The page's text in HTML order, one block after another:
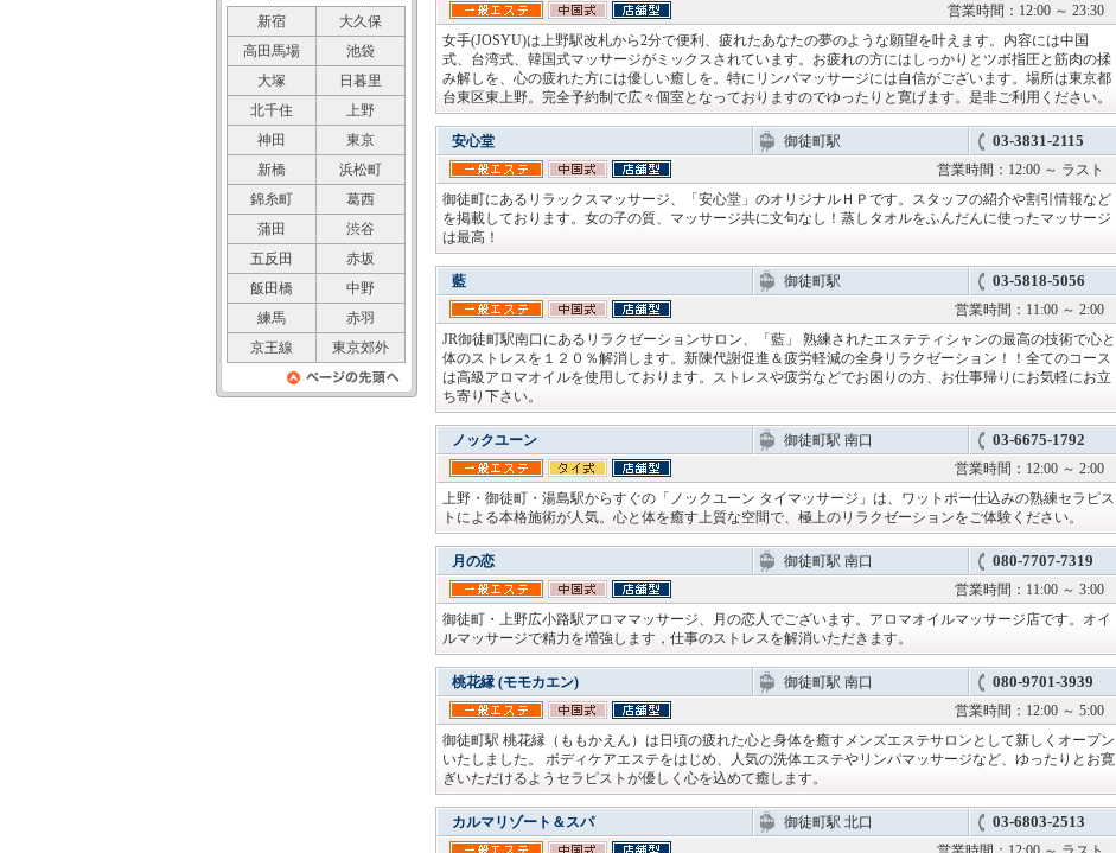
営業時間：12:00 ～ 23:30
女手(JOSYU)は上野駅改札から2分で便利、疲れたあなたの夢のような願望を叶えます。内容には中国
式、台湾式、韓国式マッサージがミックスされています。お疲れの方にはしっかりとツボ指圧と筋肉の揉
み解しを、心の疲れた方には優しい癒しを。特にリンパマッサージには自信がございます。場所は東京都
台東区東上野。完全予約制で広々個室となっておりますのでゆったりと寛げます。是非ご利用ください。
安心堂 御徒町駅 03-3831-2115
営業時間：12:00 ～ ラスト
御徒町にあるリラックスマッサージ、「安心堂」のオリジナルＨＰです。スタッフの紹介や割引情報など
を掲載しております。女の子の質、マッサージ共に文句なし！蒸しタオルをふんだんに使ったマッサージ
は最高！
藍 御徒町駅 03-5818-5056
営業時間：11:00 ～ 2:00
JR御徒町駅南口にあるリラクゼーションサロン、「藍」 熟練されたエステティシャンの最高の技術で心と
体のストレスを１２０％解消します。新陳代謝促進＆疲労軽減の全身リラクゼーション！！全てのコース
は高級アロマオイルを使用しております。ストレスや疲労などでお困りの方、お仕事帰りにお気軽にお立
ち寄り下さい。
ノックユーン 御徒町駅 南口 03-6675-1792
営業時間：12:00 ～ 2:00
上野・御徒町・湯島駅からすぐの「ノックユーン タイマッサージ」は、ワットポー仕込みの熟練セラピス
トによる本格施術が人気。心と体を癒す上質な空間で、極上のリラクゼーションをご体験ください。
月の恋 御徒町駅 南口 080-7707-7319
営業時間：11:00 ～ 3:00
御徒町・上野広小路駅アロママッサージ、月の恋人でございます。アロマオイルマッサージ店です。オイ
ルマッサージで精力を増強します，仕事のストレスを解消いただきます。
桃花縁 (モモカエン) 御徒町駅 南口 080-9701-3939
営業時間：12:00 ～ 5:00
御徒町駅 桃花縁（ももかえん）は日頃の疲れた心と身体を癒すメンズエステサロンとして新しくオープン
いたしました。 ボディケアエステをはじめ、人気の洗体エステやリンパマッサージなど、ゆったりとお寛
ぎいただけるようセラピストが優しく心を込めて癒します。
カルマリゾート＆スパ 御徒町駅 北口 03-6803-2513
新宿
大久保
高田馬場
池袋
大塚
日暮里
北千住
上野
神田
東京
新橋
浜松町
錦糸町
葛西
蒲田
渋谷
五反田
赤坂
飯田橋
中野
練馬
赤羽
京王線
東京郊外
ページの先頭